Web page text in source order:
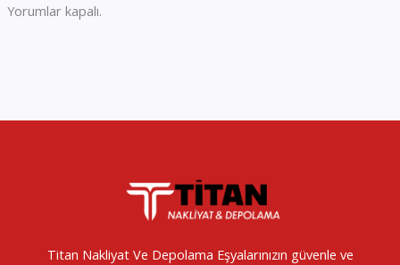
Yorumlar kapalı.
Titan Nakliyat Ve Depolama Eşyalarınızın güvenle ve